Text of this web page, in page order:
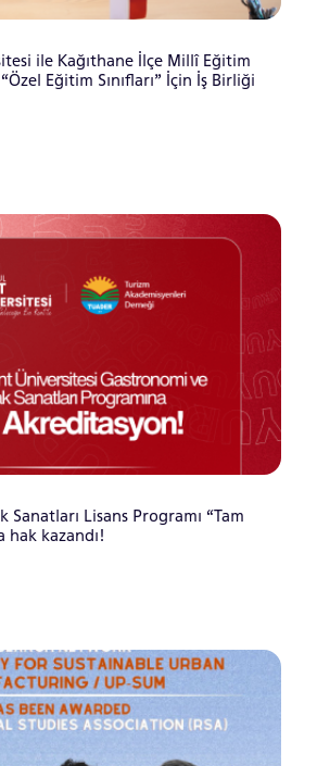
ÖĞRENCİ
ile Kağıthane İlçe Millî Eğitim
Eğitim Sınıfları” İçin İş Birliği
Lisans Programı “Tam
hak kazandı!